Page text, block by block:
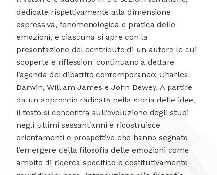
dedicate rispettivamente alla dimensione
espressiva, fenomenologica e pratica delle
emozioni, e ciascuna si apre con la
presentazione del contributo di un autore le cui
scoperte e riflessioni continuano a dettare
l’agenda del dibattito contemporaneo: Charles
Darwin, William James e John Dewey. A partire
da un approccio radicato nella storia delle idee,
il testo si concentra sull’evoluzione degli studi
negli ultimi sessant’anni e ricostruisce
orientamenti e prospettive che hanno segnato
l’emergere della filosofia delle emozioni come
ambito di ricerca specifico e costitutivamente